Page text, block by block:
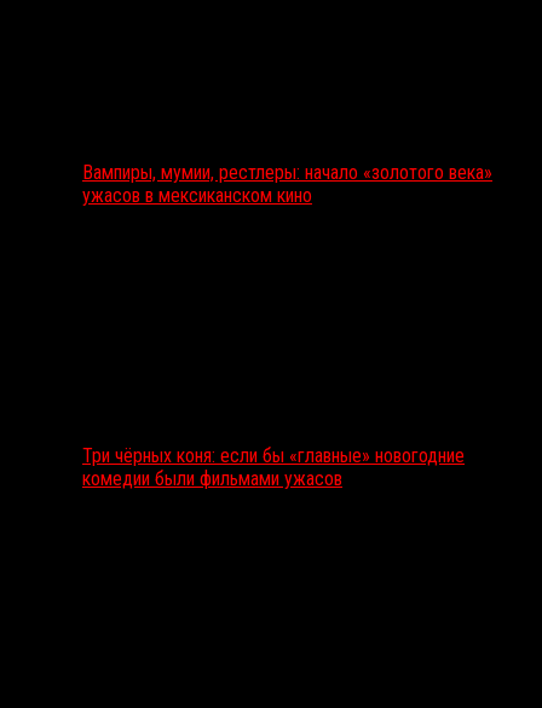
Вампиры, мумии, рестлеры: начало «золотого века»
ужасов в мексиканском кино
Три чёрных коня: если бы «главные» новогодние
комедии были фильмами ужасов